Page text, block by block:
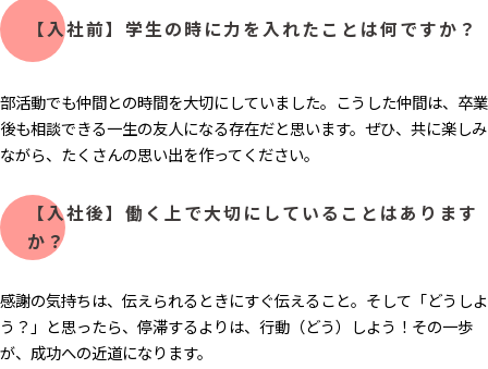
【入社前】学生の時に力を入れたことは何ですか？
部活動でも仲間との時間を大切にしていました。こうした仲間は、卒業
後も相談できる一生の友人になる存在だと思います。ぜひ、共に楽しみ
ながら、たくさんの思い出を作ってください。
【入社後】働く上で大切にしていることはあります
か？
感謝の気持ちは、伝えられるときにすぐ伝えること。そして「どうしよ
う？」と思ったら、停滞するよりは、行動（どう）しよう！その一歩
が、成功への近道になります。